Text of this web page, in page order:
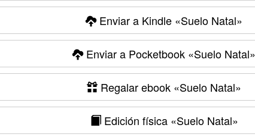
Enviar a Kindle «Suelo Natal»
Enviar a Pocketbook «Suelo Natal»
Regalar ebook «Suelo Natal»
Edición física«Suelo Natal»